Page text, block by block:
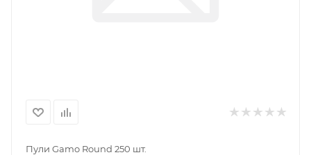
Пули Gamo Round 250 шт.